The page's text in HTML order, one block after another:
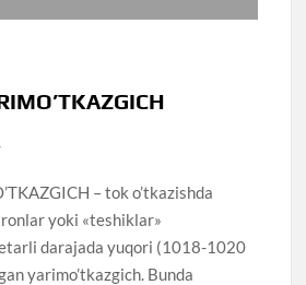
– tok o’tkazishda
yoki «teshiklar»
darajada yuqori (1018-1020
yarimo’tkazgich. Bunda